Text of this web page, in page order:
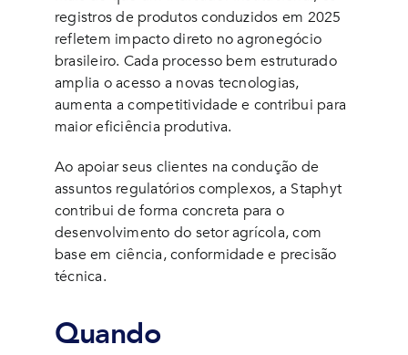
registros de produtos conduzidos em 2025
refletem impacto direto no agronegócio
brasileiro. Cada processo bem estruturado
amplia o acesso a novas tecnologias,
aumenta a competitividade e contribui para
maior eficiência produtiva.
Ao apoiar seus clientes na condução de
assuntos regulatórios complexos, a Staphyt
contribui de forma concreta para o
desenvolvimento do setor agrícola, com
base em ciência, conformidade e precisão
técnica.
Quando